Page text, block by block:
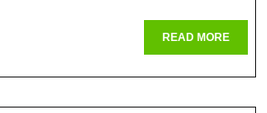
READ MOREREAD
MORE